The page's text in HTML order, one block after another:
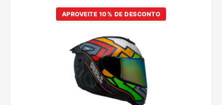
APROVEITE 10% DE DESCONTO